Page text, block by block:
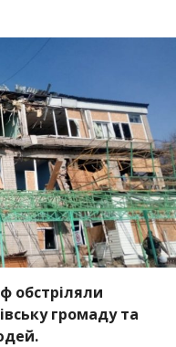
обстріляли
громаду та